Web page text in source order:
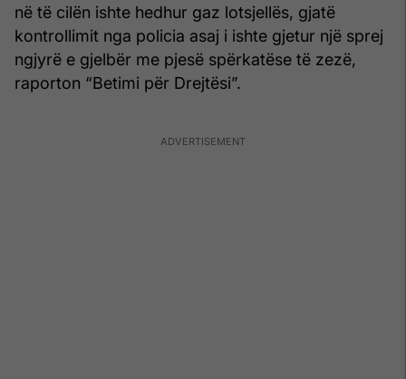
në të cilën ishte hedhur gaz lotsjellës, gjatë
kontrollimit nga policia asaj i ishte gjetur një sprej
ngjyrë e gjelbër me pjesë spërkatëse të zezë,
raporton “Betimi për Drejtësi”.